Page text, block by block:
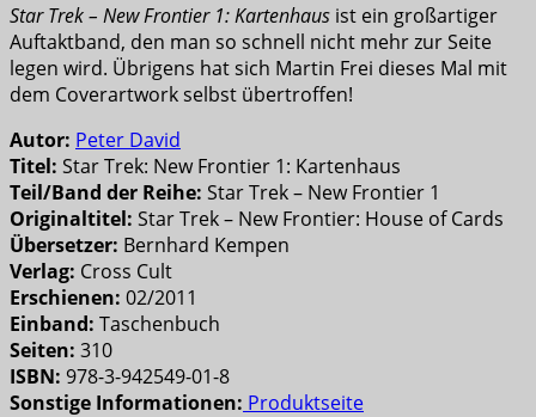
Star Trek – New Frontier 1: Kartenhaus ist ein großartiger
Auftaktband, den man so schnell nicht mehr zur Seite
legen wird. Übrigens hat sich Martin Frei dieses Mal mit
dem Coverartwork selbst übertroffen!
Autor: Peter David
Titel: Star Trek: New Frontier 1: Kartenhaus
Teil/Band der Reihe: Star Trek – New Frontier 1
Originaltitel: Star Trek – New Frontier: House of Cards
Übersetzer: Bernhard Kempen
Verlag: Cross Cult
Erschienen: 02/2011
Einband: Taschenbuch
Seiten: 310
ISBN: 978-3-942549-01-8
Sonstige Informationen: Produktseite